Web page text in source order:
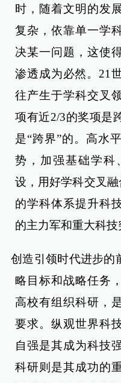
时，随着文明的发
复杂，依靠单一学
决某一问题，这使
渗透成为必然。21
往产生于学科交叉
项有近2/3的奖项是
是“跨界”的。高水
势，加强基础学科
设，用好学科交叉
的学科体系提升科
的主力军和重大科技
创造引领时代进步的
略目标和战略任务
高校有组织科研，
要求。纵观世界科
自强是其成为科技
科研则是其成功的